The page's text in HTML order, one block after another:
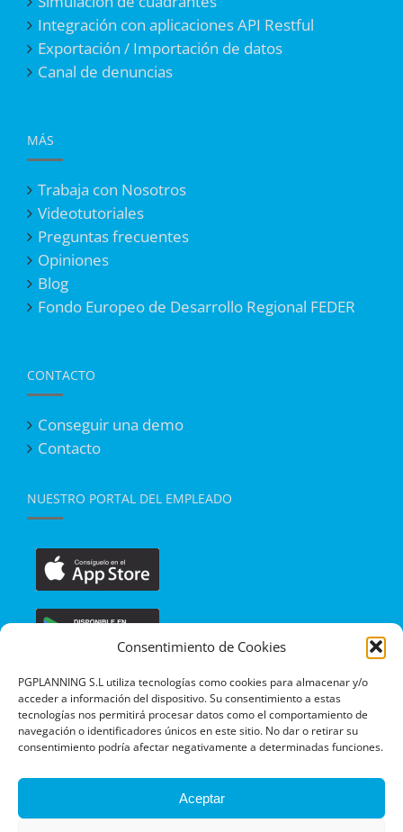
Consentimiento de Cookies
PGPLANNING S.L utiliza tecnologías como cookies para almacenar y/o
acceder a información del dispositivo. Su consentimiento a estas
tecnologías nos permitirá procesar datos como el comportamiento de
navegación o identificadores únicos en este sitio. No dar o retirar su
consentimiento podría afectar negativamente a determinadas funciones.
Aceptar
Integración con aplicaciones API Restful
Exportación / Importación de datos
Canal de denuncias
MÁS
Trabaja con Nosotros
Videotutoriales
Preguntas frecuentes
Opiniones
Blog
Fondo Europeo de Desarrollo Regional FEDER
CONTACTO
Conseguir una demo
Contacto
NUESTRO PORTAL DEL EMPLEADO